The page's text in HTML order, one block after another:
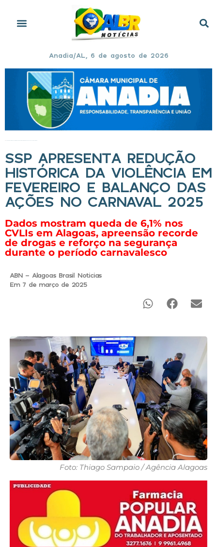
Anadia/AL, 6 de agosto de 2026
SSP APRESENTA REDUÇÃO
HISTÓRICA DA VIOLÊNCIA EM
FEVEREIRO E BALANÇO DAS
AÇÕES NO CARNAVAL 2025
Dados mostram queda de 6,1% nos
CVLIs em Alagoas, apreensão recorde
de drogas e reforço na segurança
durante o período carnavalesco
ABN - Alagoas Brasil Noticias
Em 7 de março de 2025
Foto: Thiago Sampaio / Agência Alagoas